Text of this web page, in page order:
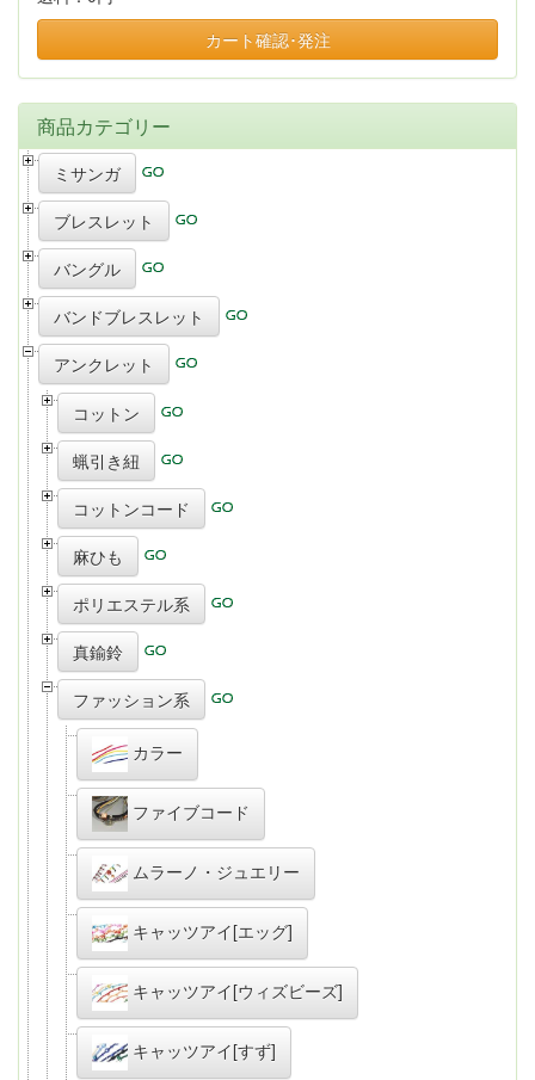
カート確認･発注
商品カテゴリー
ミサンガ
ブレスレット
バングル
バンドブレスレット
アンクレット
コットン
蝋引き紐
コットンコード
麻ひも
ポリエステル系
真鍮鈴
ファッション系
カラー
ファイブコード
ムラーノ・ジュエリー
キャッツアイ[エッグ]
キャッツアイ[ウィズビーズ]
キャッツアイ[すず]